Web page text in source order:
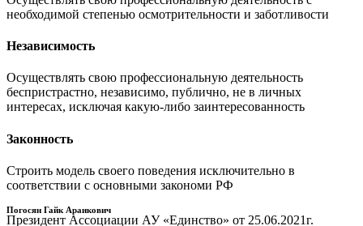
необходимой степенью осмотрительности и заботливости
Независимость
Осуществлять свою профессиональную деятельность
беспристрастно, независимо, публично, не в личных
интересах, исключая какую-либо заинтересованность
Законность
Строить модель своего поведения исключительно в
соответствии с основными закономи РФ
Погосян Гайк Араикович
Президент Ассоциации АУ «Единство» от 25.06.2021г.